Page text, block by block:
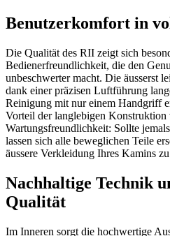
Benutzerkomfort in
Die Qualität des RII zeigt sich
Bedienerfreundlichkeit, die den
unbeschwerter macht. Die äusserst
dank einer präzisen Luftführung
Reinigung mit nur einem Handgriff
Vorteil der langlebigen Konstruktion
Wartungsfreundlichkeit: Sollte
lassen sich alle beweglichen Teile
äussere Verkleidung Ihres Kamins
Nachhaltige Technik
Qualität
Im Inneren sorgt die hochwertige